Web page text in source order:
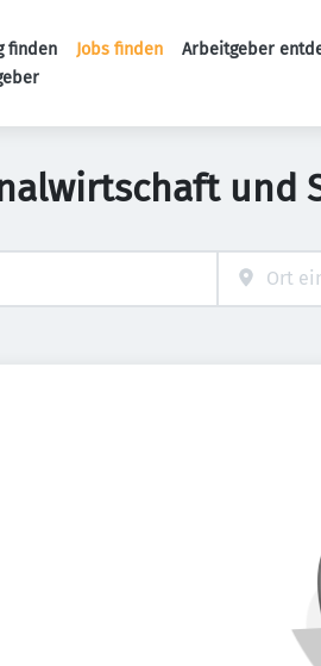
finden Jobs finden Arbeitgeber
und